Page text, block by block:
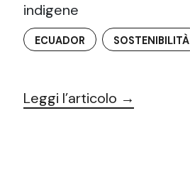
indigene
ECUADOR SOSTENIBILITÀ
Leggi l’articolo →